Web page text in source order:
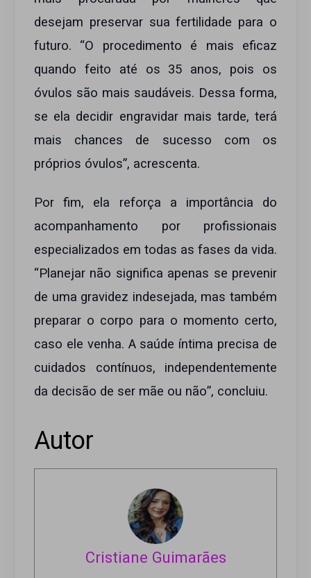
desejam preservar sua fertilidade para o
futuro. “O procedimento é mais eficaz
quando feito até os 35 anos, pois os
óvulos são mais saudáveis. Dessa forma,
se ela decidir engravidar mais tarde, terá
mais chances de sucesso com os
próprios óvulos”, acrescenta.
Por fim, ela reforça a importância do
acompanhamento por profissionais
especializados em todas as fases da vida.
“Planejar não significa apenas se prevenir
de uma gravidez indesejada, mas também
preparar o corpo para o momento certo,
caso ele venha. A saúde íntima precisa de
cuidados contínuos, independentemente
da decisão de ser mãe ou não”, concluiu.
Autor
Cristiane Guimarães